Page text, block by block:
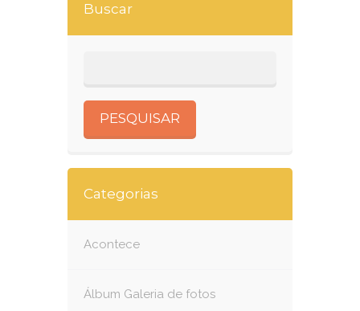
Buscar
Categorias
Acontece
Álbum Galeria de fotos